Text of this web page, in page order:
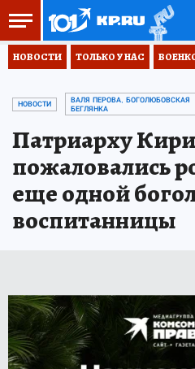
НОВОСТИ ТОЛЬКО У НАС
НОВОСТИ
ВАЛЯ ПЕРОВА, БОГОЛЮБОВСКАЯ
БЕГЛЯНКА
Патриарху
пожаловались
еще одной
воспитанницы